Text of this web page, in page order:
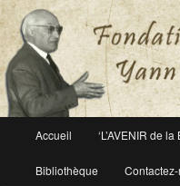
Fondation
Le site officiel de la fondation
principal
Aller
au
Accueil ‘L’AVENIR de la
Bibliothèque